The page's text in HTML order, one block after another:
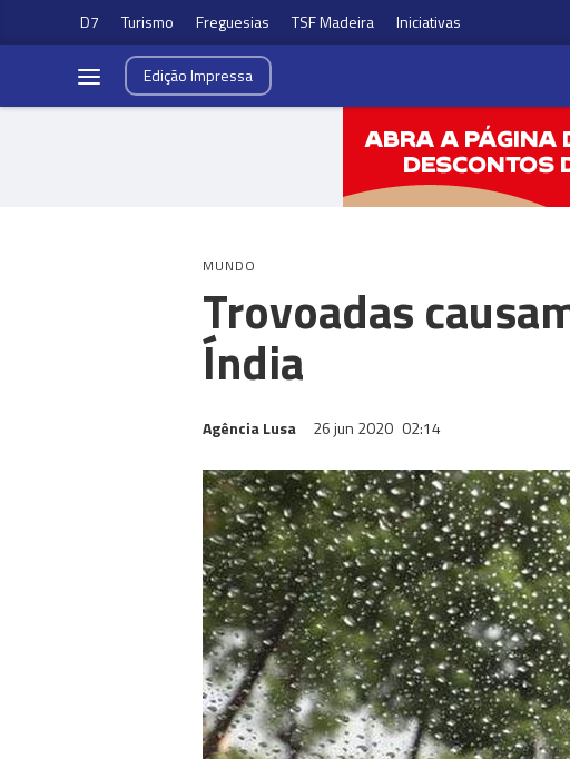
D7 Turismo Freguesias TSF Madeira Iniciativas
EdiçãoImpressa
MUNDO
Trovoadas
Índia
Agência Lusa 26 jun 2020 02:14